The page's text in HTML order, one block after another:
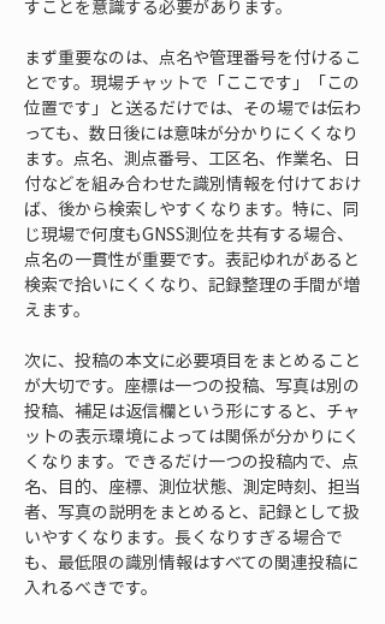
すことを意識する必要があります。
まず重要なのは、点名や管理番号を付けるこ
とです。現場チャットで「ここです」「この
位置です」と送るだけでは、その場では伝わ
っても、数日後には意味が分かりにくくなり
ます。点名、測点番号、工区名、作業名、日
付などを組み合わせた識別情報を付けておけ
ば、後から検索しやすくなります。特に、同
じ現場で何度もGNSS測位を共有する場合、
点名の一貫性が重要です。表記ゆれがあると
検索で拾いにくくなり、記録整理の手間が増
えます。
次に、投稿の本文に必要項目をまとめること
が大切です。座標は一つの投稿、写真は別の
投稿、補足は返信欄という形にすると、チャ
ットの表示環境によっては関係が分かりにく
くなります。できるだけ一つの投稿内で、点
名、目的、座標、測位状態、測定時刻、担当
者、写真の説明をまとめると、記録として扱
いやすくなります。長くなりすぎる場合で
も、最低限の識別情報はすべての関連投稿に
入れるべきです。